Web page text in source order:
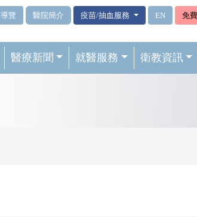
覽 醫院簡介 疫苗/抽血服務 EN 免
醫療新聞 就醫服務 衛教資訊